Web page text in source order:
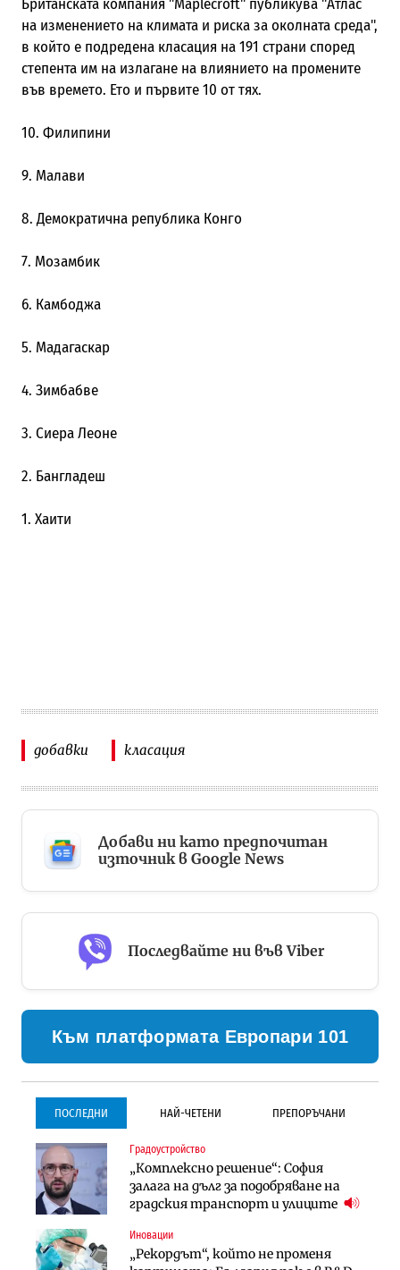
на изменението на климата и риска за околната среда",
в който е подредена класация на 191 страни според
степента им на излагане на влиянието на промените
във времето. Ето и първите 10 от тях.
10. Филипини
9. Малави
8. Демократична република Конго
7. Мозамбик
6. Камбоджа
5. Мадагаскар
4. Зимбабве
3. Сиера Леоне
2. Бангладеш
1. Хаити
добавки класация
Добави ни като предпочитан
източник в Google News
Последвайте ни във Viber
Към платформата Европари 101
ПОСЛЕДНИ НАЙ-ЧЕТЕНИ ПРЕПОРЪЧАНИ
Градоустройство
„Комплексно решение“: София
залага на дълг за подобряване на
градския транспорт и улиците
Иновации
„Рекордът“, който не променя
Градоустройство
Столична община избра
изпълнител за преместването на
трамвайното трасе по бул.
Инфраструктура
Инфраструктура
Проектирането на тунела под
Петрохан ще върви паралелно с
екологичните оценки
Компании
„Хювефарма“ подписа договор за